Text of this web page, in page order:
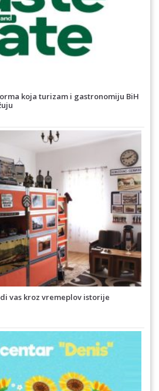
koja turizam i gastronomiju BiH
vas kroz vremeplov istorije